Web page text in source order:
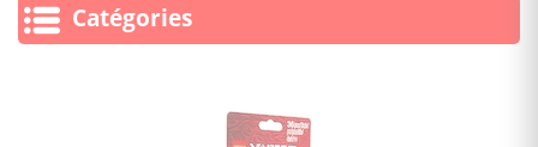
Catégories